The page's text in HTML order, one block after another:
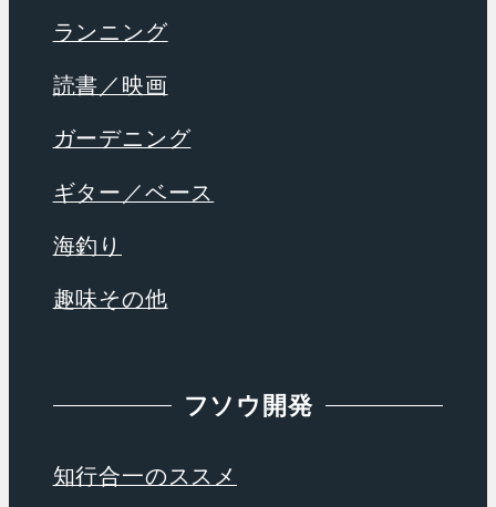
ランニング
読書／映画
ガーデニング
ギター／ベース
海釣り
趣味その他
フソウ開発
知行合一のススメ